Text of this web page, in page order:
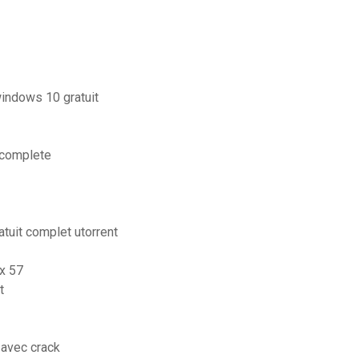
10 gratuit
complet utorrent
57
crack